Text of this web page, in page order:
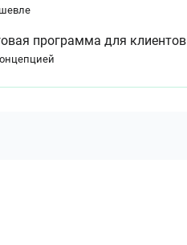
программа для клиентов